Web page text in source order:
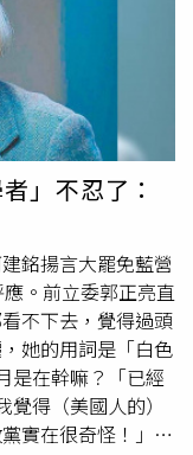
來？」
了電影，沒有人要
是共犯結構，在自
「所以你就知道蔡
亮提到，做一個比
窩，裡面什麼東西
西」都爬出來了。
那表示你過去八年
堆資源！有的就是
說要批准、申請補
正亮提到，看那些
要邱泰源打電話，
咧。」所以這個不
就不是投給你的。
民調應該要暴跌才
」不忍了：
銘揚言大罷免藍營
。前立委郭正亮直
不下去，覺得過頭
她的用詞是「白色
是在幹嘛？「已經
得（美國人的）
實在很奇怪！」郭